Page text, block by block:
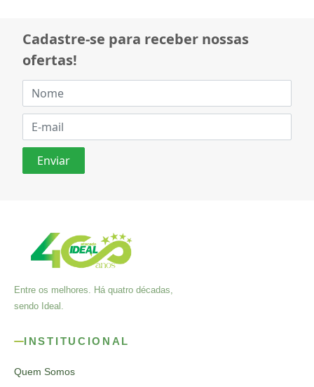
Cadastre-se para receber nossas
ofertas!
Entre os melhores. Há quatro décadas,
sendo Ideal.
INSTITUCIONAL
Quem Somos